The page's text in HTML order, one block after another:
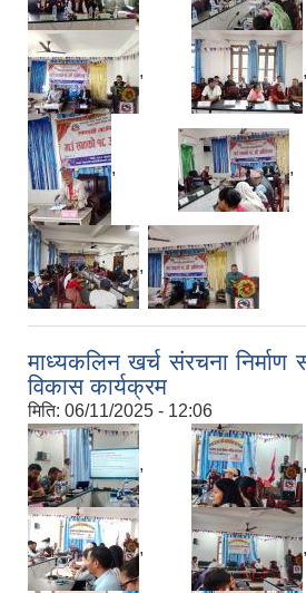
,
,
,
माध्यकलिन खर्च संरचना निर्माण
विकास कार्यक्रम
मिति: 06/11/2025 - 12:06
,
,